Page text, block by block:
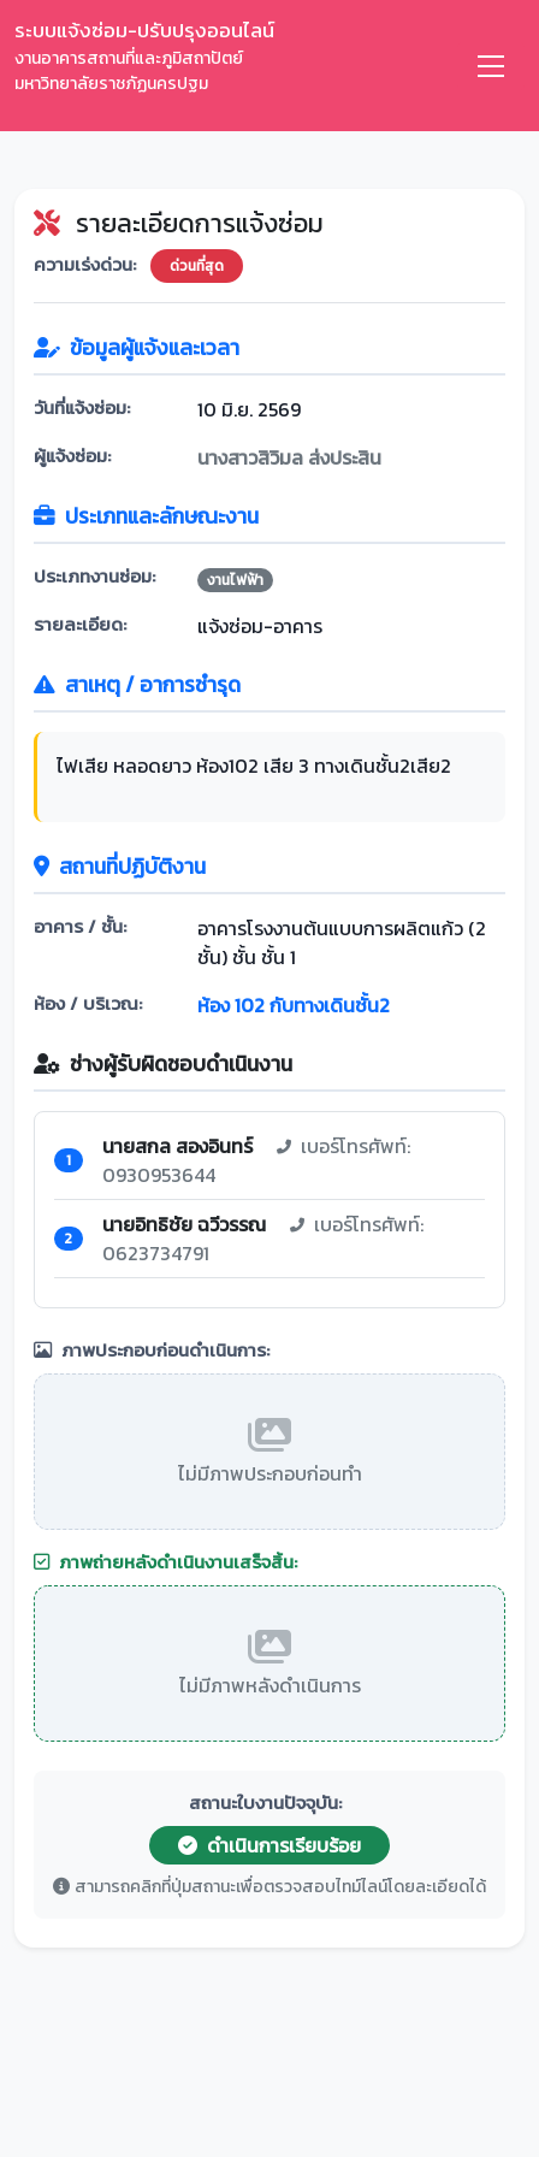
ระบบแจ้งซ่อม-ปรับปรุงออนไลน์
งานอาคารสถานที่และภูมิสถาปัตย์
มหาวิทยาลัยราชภัฏนครปฐม
รายละเอียดการแจ้งซ่อม
ความเร่งด่วน: ด่วนที่สุด
ข้อมูลผู้แจ้งและเวลา
วันที่แจ้งซ่อม: 10 มิ.ย. 2569
ผู้แจ้งซ่อม: นางสาวสิวิมล ส่งประสิน
ประเภทและลักษณะงาน
ประเภทงานซ่อม: งานไฟฟ้า
รายละเอียด: แจ้งซ่อม-อาคาร
สาเหตุ / อาการชำรุด
ไฟเสีย หลอดยาว ห้อง102 เสีย 3 ทางเดินชั้น2เสีย2
สถานที่ปฏิบัติงาน
อาคาร / ชั้น:
อาคารโรงงานต้นแบบการผลิตแก้ว (2
ชั้น) ชั้น ชั้น 1
ห้อง / บริเวณ: ห้อง 102 กับทางเดินชั้น2
ช่างผู้รับผิดชอบดำเนินงาน
1 นายสกล สองอินทร์
เบอร์โทรศัพท์:
0930953644
2 นายอิทธิชัย ฉวีวรรณ
เบอร์โทรศัพท์:
0623734791
ภาพประกอบก่อนดำเนินการ:
ไม่มีภาพประกอบก่อนทำ
ภาพถ่ายหลังดำเนินงานเสร็จสิ้น:
ไม่มีภาพหลังดำเนินการ
สถานะใบงานปัจจุบัน:
ดำเนินการเรียบร้อย
สามารถคลิกที่ปุ่มสถานะเพื่อตรวจสอบไทม์ไลน์โดยละเอียดได้